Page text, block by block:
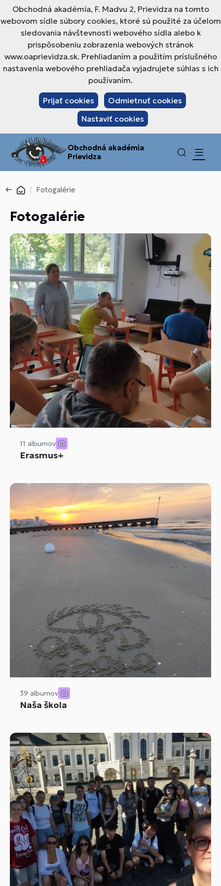
Obchodná akadémia, F. Madvu 2, Prievidza na tomto
webovom sídle súbory cookies, ktoré sú použité za účelom
sledovania návštevnosti webového sídla alebo k
prispôsobeniu zobrazenia webových stránok
www.oaprievidza.sk. Prehliadaním a použitím príslušného
nastavenia webového prehliadača vyjadrujete súhlas s ich
používaním.
Prijať cookies
Odmietnuť cookies
Nastaviť cookies
Obchodná akadémia
Prievidza
Fotogalérie
Fotogalérie
11 albumov
Erasmus+
39 albumov
Naša škola